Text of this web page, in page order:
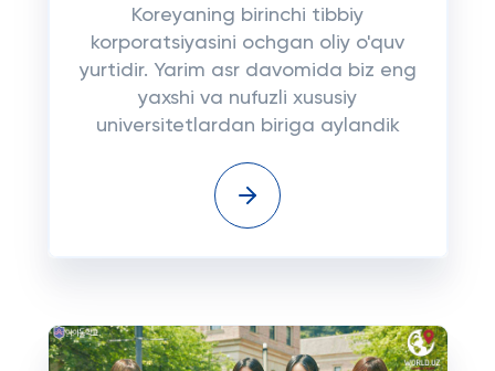
Koreyaning birinchi tibbiy
korporatsiyasini ochgan oliy o'quv
yurtidir. Yarim asr davomida biz eng
yaxshi va nufuzli xususiy
universitetlardan biriga aylandik